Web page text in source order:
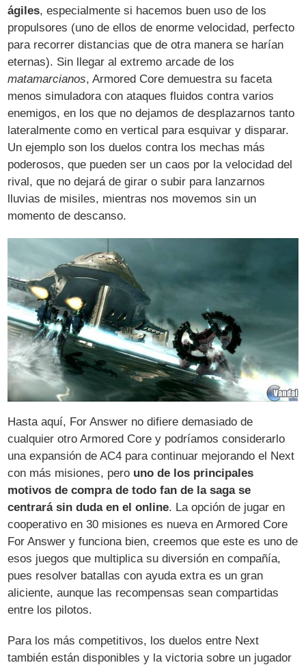
ágiles, especialmente si hacemos buen uso de los
propulsores (uno de ellos de enorme velocidad, perfecto
para recorrer distancias que de otra manera se harían
eternas). Sin llegar al extremo arcade de los
matamarcianos, Armored Core demuestra su faceta
menos simuladora con ataques fluidos contra varios
enemigos, en los que no dejamos de desplazarnos tanto
lateralmente como en vertical para esquivar y disparar.
Un ejemplo son los duelos contra los mechas más
poderosos, que pueden ser un caos por la velocidad del
rival, que no dejará de girar o subir para lanzarnos
lluvias de misiles, mientras nos movemos sin un
momento de descanso.
Hasta aquí, For Answer no difiere demasiado de
cualquier otro Armored Core y podríamos considerarlo
una expansión de AC4 para continuar mejorando el Next
con más misiones, pero uno de los principales
motivos de compra de todo fan de la saga se
centrará sin duda en el online. La opción de jugar en
cooperativo en 30 misiones es nueva en Armored Core
For Answer y funciona bien, creemos que este es uno de
esos juegos que multiplica su diversión en compañía,
pues resolver batallas con ayuda extra es un gran
aliciente, aunque las recompensas sean compartidas
entre los pilotos.
Para los más competitivos, los duelos entre Next
también están disponibles y la victoria sobre un jugador